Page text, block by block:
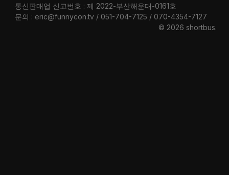
통신판매업 신고번호 : 제 2022-부산해운대-0161호
문의 : eric@funnycon.tv / 051-704-7125 / 070-4354-7127
© 2026 shortbus.